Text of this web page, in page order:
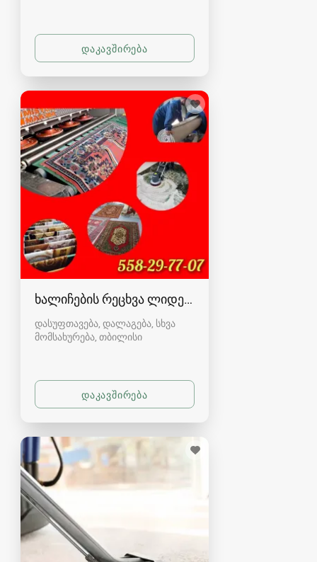
ხალიჩების რეცხვა ლიდერი
დასუფთავება, დალაგება, სხვა
მომსახურება თბილისი